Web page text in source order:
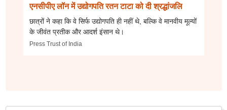
एनसीपीए लॉन में उद्योगपति रतन टाटा को दी श्रद्धांजलि
छात्रों ने कहा कि वे सिर्फ उद्योगपति ही नहीं थे, बल्कि वे मानवीय मूल्यों
के जीवंत प्रतीक और आदर्श इंसान थे।
Press Trust of India